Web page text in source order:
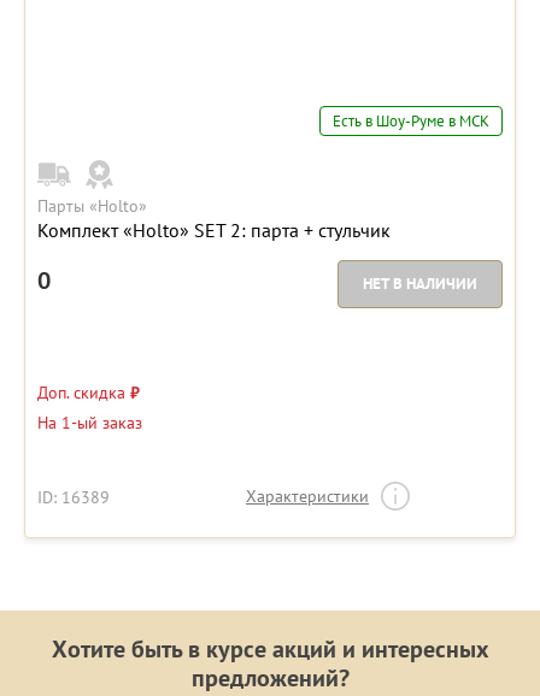
Есть в Шоу-Руме в МСК
Парты «Holto»
Комплект «Holto» SET 2: парта + стульчик
0 НЕТ В НАЛИЧИИ
Доп. скидка ₽
На 1-ый заказ
ID: 16389 Характеристики
Хотите быть в курсе акций и интересных
предложений?